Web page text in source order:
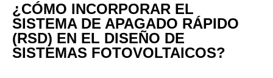
¿CÓMO INCORPORAR EL
SISTEMA DE APAGADO RÁPIDO
(RSD) EN EL DISEÑO DE
SISTEMAS FOTOVOLTAICOS?